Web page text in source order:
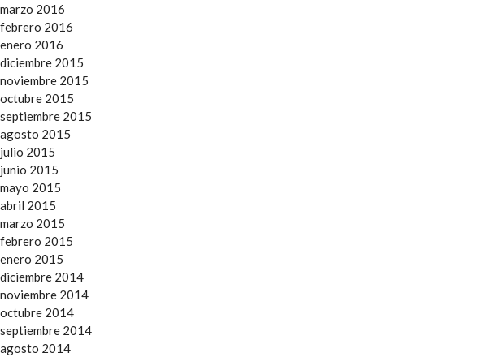
marzo 2016
febrero 2016
enero 2016
diciembre 2015
noviembre 2015
octubre 2015
septiembre 2015
agosto 2015
julio 2015
junio 2015
mayo 2015
abril 2015
marzo 2015
febrero 2015
enero 2015
diciembre 2014
noviembre 2014
octubre 2014
septiembre 2014
agosto 2014